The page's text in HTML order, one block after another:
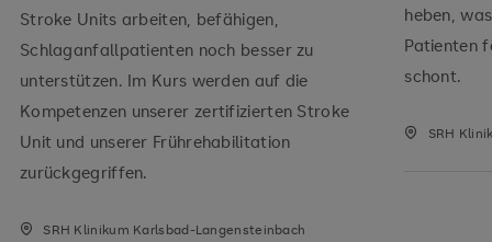
Stroke Units arbeiten, befähigen,
Schlaganfallpatienten noch besser zu
unterstützen. Im Kurs werden auf die
Kompetenzen unserer zertifizierten Stroke
Unit und unserer Frührehabilitation
zurückgegriffen.
SRH Klinikum Karlsbad-Langensteinbach
heben,
Patienten
schont.
SRH